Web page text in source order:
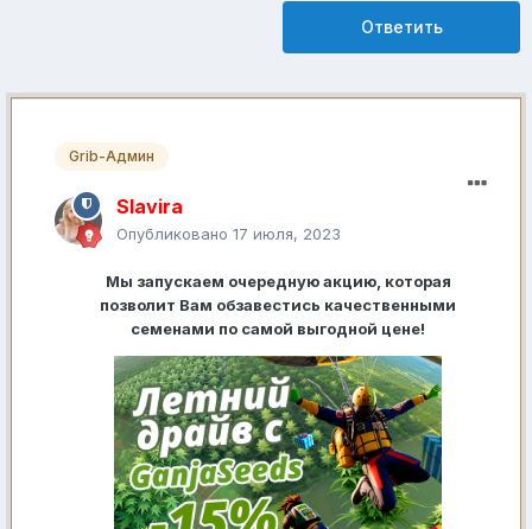
Ответить
Grib-Админ
Slavira
Опубликовано 17 июля, 2023
Мы запускаем очередную акцию, которая
позволит Вам обзавестись качественными
семенами по самой выгодной цене!